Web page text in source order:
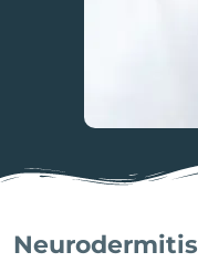
Neurodermitis